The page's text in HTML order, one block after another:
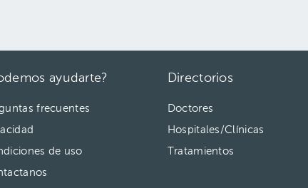
ayudarte?
frecuentes
de uso
Directorios
Doctores
Hospitales/Clínicas
Tratamientos